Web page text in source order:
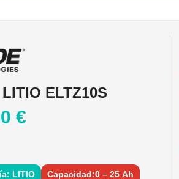
ELTZ10S
€
LITIO
Capacidad:0 – 25 Ah